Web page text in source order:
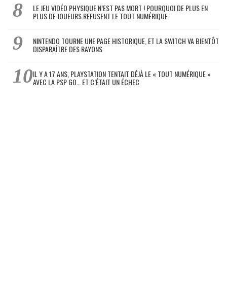
LE JEU VIDÉO PHYSIQUE N’EST PAS MORT ! POURQUOI DE PLUS EN
PLUS DE JOUEURS REFUSENT LE TOUT NUMÉRIQUE
NINTENDO TOURNE UNE PAGE HISTORIQUE, ET LA SWITCH VA BIENTÔT
DISPARAÎTRE DES RAYONS
IL Y A 17 ANS, PLAYSTATION TENTAIT DÉJÀ LE « TOUT NUMÉRIQUE »
AVEC LA PSP GO… ET C’ÉTAIT UN ÉCHEC